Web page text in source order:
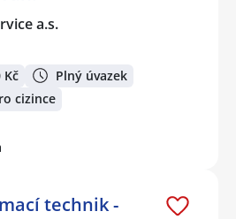
a.s.
Kč
Plný úvazek
cizince
technik -